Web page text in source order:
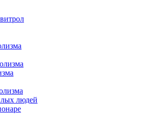
людей